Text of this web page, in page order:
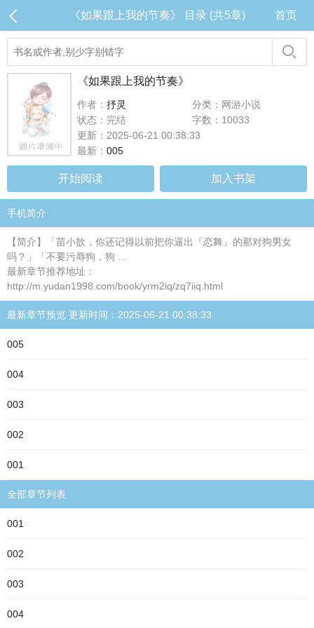
《如果跟上我的节奏》 目录 (共5章) 首页
《如果跟上我的节奏》
作者： 抒灵
分类：网游小说
状态：完结
字数：10033
更新：2025-06-21 00:38:33
最新： 005
开始阅读 加入书架
手机简介
【简介】「苗小歆，你还记得以前把你逼出『恋舞』的那对狗男女
吗？」「不要污辱狗，狗 ...
最新章节推荐地址：
http://m.yudan1998.com/book/yrm2iq/zq7iiq.html
最新章节预览 更新时间：2025-06-21 00:38:33
005
004
003
002
001
全部章节列表
001
002
003
004